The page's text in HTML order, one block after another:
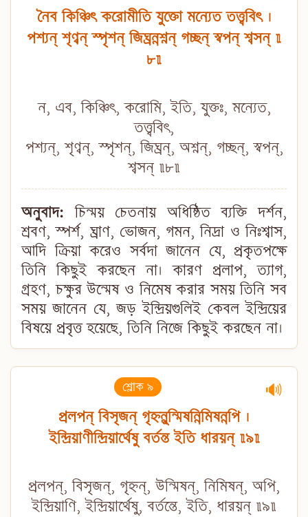
নৈব কিঞ্চিৎ করোমীতি যুক্তো মন্যেত তত্ত্ববিৎ ।
পশ্যন্ শৃণ্বন্ স্পৃশন্ জিঘ্রন্নশ্নন্ গচ্ছন্ স্বপন্ শ্বসন্ ॥
৮॥
ন, এব, কিঞ্চিৎ, করোমি, ইতি, যুক্তঃ, মন্যেত,
তত্ত্ববিৎ,
পশ্যন্, শৃণ্বন্, স্পৃশন্, জিঘ্রন্, অশ্নন্, গচ্ছন্, স্বপন্,
শ্বসন্ ॥৮॥
অনুবাদ: চিন্ময় চেতনায় অধিষ্ঠিত ব্যক্তি দর্শন,
শ্রবণ, স্পর্শ, ঘ্রাণ, ভোজন, গমন, নিদ্রা ও নিঃশ্বাস,
আদি ক্রিয়া করেও সর্বদা জানেন যে, প্রকৃতপক্ষে
তিনি কিছুই করছেন না। কারণ প্রলাপ, ত্যাগ,
গ্রহণ, চক্ষুর উন্মেষ ও নিমেষ করার সময় তিনি সব
সময় জানেন যে, জড় ইন্দ্রিয়গুলিই কেবল ইন্দ্রিয়ের
বিষয়ে প্রবৃত্ত হয়েছে, তিনি নিজে কিছুই করছেন না।
শ্লোক ৯ 🔊
প্রলপন্ বিসৃজন্ গৃহ্নন্নুন্মিষন্নিমিষন্নপি ।
ইন্দ্রিয়াণীন্দ্রিয়ার্থেষু বর্তন্ত ইতি ধারয়ন্ ॥৯॥
প্রলপন্, বিসৃজন্, গৃহ্নন্, উন্মিষন্, নিমিষন্, অপি,
ইন্দ্রিয়াণি, ইন্দ্রিয়ার্থেষু, বর্তন্তে, ইতি, ধারয়ন্ ॥৯॥